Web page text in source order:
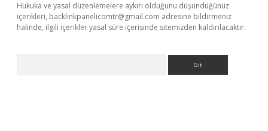
Hukuka ve yasal düzenlemelere aykırı olduğunu düşündüğünüz
içerikleri, backlinkpanelicomtr@gmail.com adresine bildirmeniz
halinde, ilgili içerikler yasal süre içerisinde sitemizden kaldırılacaktır.